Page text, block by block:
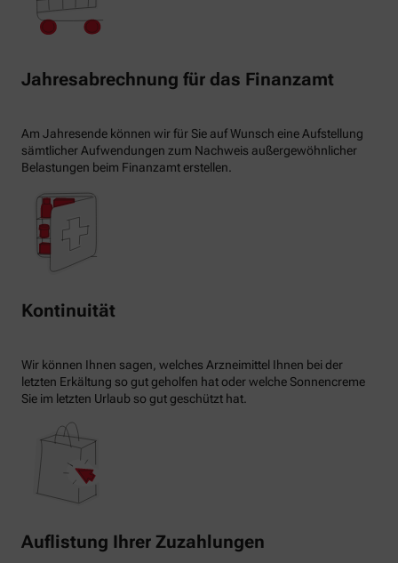
Jahresabrechnung für das Finanzamt
Am Jahresende können wir für Sie auf Wunsch eine Aufstellung
sämtlicher Aufwendungen zum Nachweis außergewöhnlicher
Belastungen beim Finanzamt erstellen.
Kontinuität
Wir können Ihnen sagen, welches Arzneimittel Ihnen bei der
letzten Erkältung so gut geholfen hat oder welche Sonnencreme
Sie im letzten Urlaub so gut geschützt hat.
Auflistung Ihrer Zuzahlungen